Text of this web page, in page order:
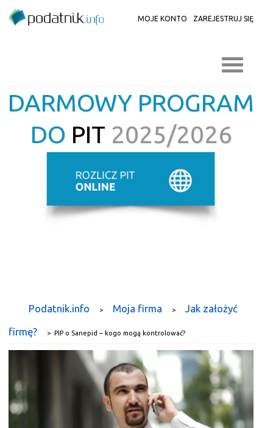
MOJE KONTO ZAREJESTRUJ SIĘ
DARMOWY PROGRAM
DO PIT 2025/2026
Podatnik.info > Moja firma >
Jak założyć
firmę?
> PIP o Sanepid – kogo mogą kontrolować?